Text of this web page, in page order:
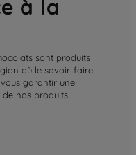
sont produits
où le savoir-faire
garantir une
nos produits.